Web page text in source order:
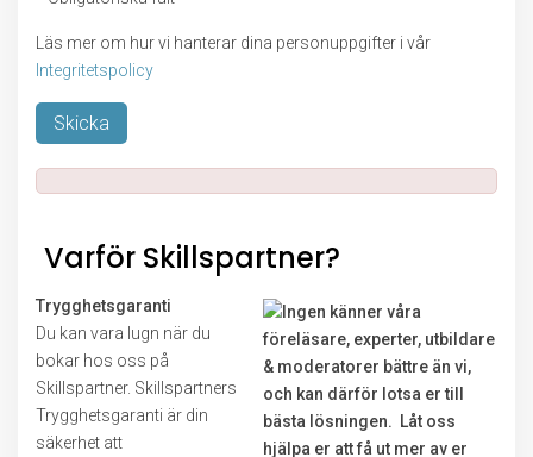
Läs mer om hur vi hanterar dina personuppgifter i vår
Integritetspolicy
Lämna detta fält tomt.
Varför Skillspartner?
Trygghetsgaranti
Du kan vara lugn när du
bokar hos oss på
Skillspartner. Skillspartners
Trygghetsgaranti är din
säkerhet att